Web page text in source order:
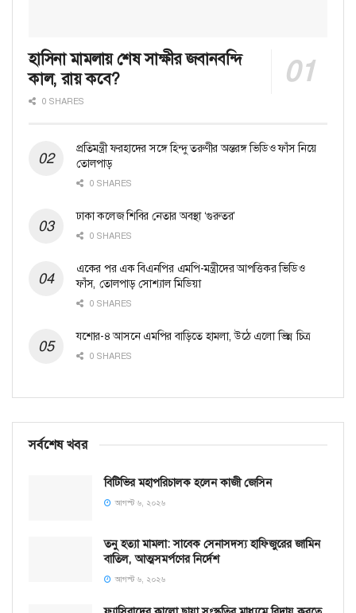
হাসিনা মামলায় শেষ সাক্ষীর জবানবন্দি
কাল, রায় কবে?
0 SHARES
প্রতিমন্ত্রী ফরহাদের সঙ্গে হিন্দু তরুণীর অন্তরঙ্গ ভিডিও ফাঁস নিয়ে
তোলপাড়
0 SHARES
ঢাকা কলেজ শিবির নেতার অবস্থা ‘গুরুতর’
0 SHARES
একের পর এক বিএনপির এমপি-মন্ত্রীদের আপত্তিকর ভিডিও
ফাঁস, তোলপাড় সোশ্যাল মিডিয়া
0 SHARES
যশোর-৪ আসনে এমপির বাড়িতে হামলা, উঠে এলো ভিন্ন চিত্র
0 SHARES
সর্বশেষ খবর
বিটিভির মহাপরিচালক হলেন কাজী জেসিন
আগস্ট ৬, ২০২৬
তনু হত্যা মামলা: সাবেক সেনাসদস্য হাফিজুরের জামিন
বাতিল, আত্মসমর্পণের নির্দেশ
আগস্ট ৬, ২০২৬